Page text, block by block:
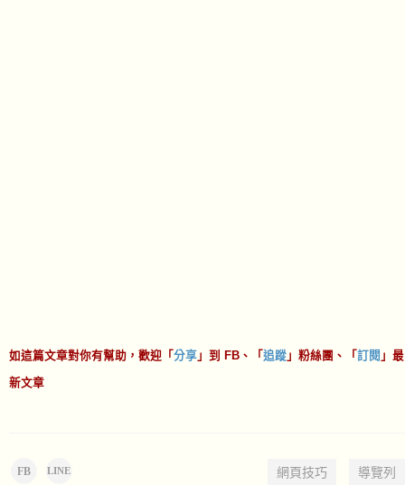
如這篇文章對你有幫助，歡迎「 分享 」到 FB、「 追蹤 」粉絲團、「 訂閱 」最
新文章
FB LINE 網頁技巧 導覽列